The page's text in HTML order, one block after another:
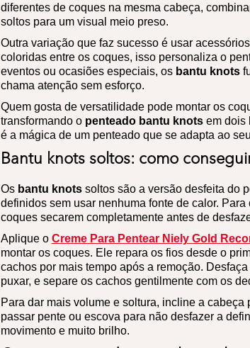
diferentes de coques na mesma cabeça,
soltos para um visual meio preso.
Outra variação que faz sucesso é usar
coloridas entre os coques, isso personaliza o
eventos ou ocasiões especiais, os bantu knots
chama atenção sem esforço.
Quem gosta de versatilidade pode montar os
transformando o penteado bantu knotsem dois
é a mágica de um penteado que se adapta ao
Bantu knots soltos: como
Os bantu knotssoltos são a versão desfeita do
definidos sem usar nenhuma fonte de calor.
coques secarem completamente antes de
Aplique o Creme Para Pentear Niely Gold
montar os coques. Ele repara os fios desde o
cachos por mais tempo após a remoção.
puxar, e separe os cachos gentilmente com os
Para dar mais volume e soltura, incline a
passar pente ou escova para não desfazer a
movimento e muito brilho.